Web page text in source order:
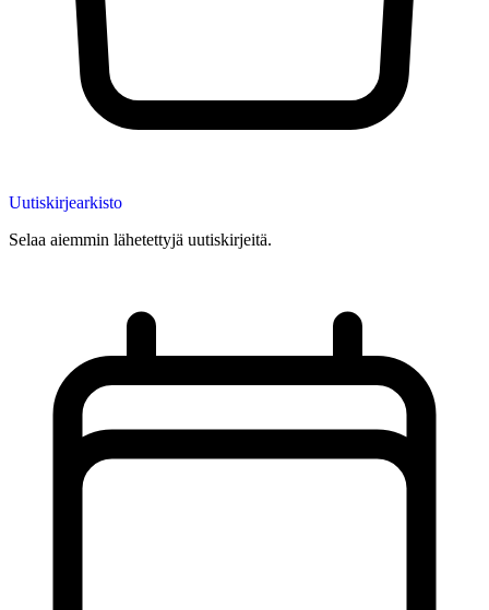
Uutiskirjearkisto
Selaa aiemmin lähetettyjä uutiskirjeitä.